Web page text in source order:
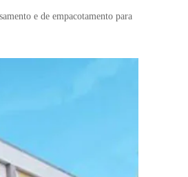
e de empacotamento para